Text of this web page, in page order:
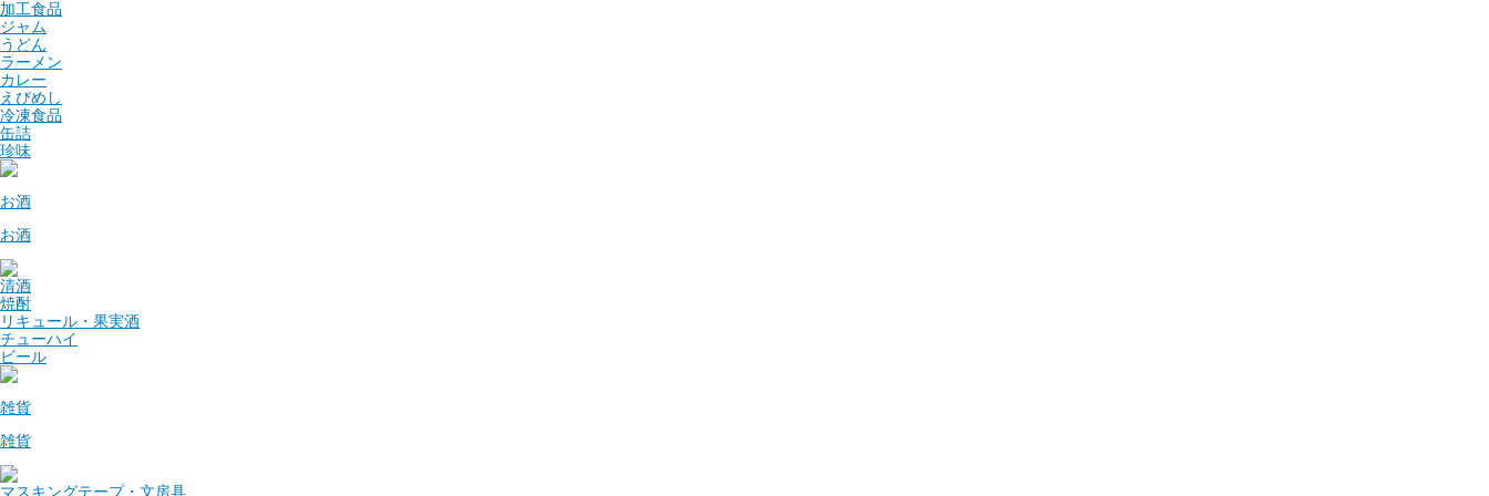
加工食品
ジャム
うどん
ラーメン
カレー
えびめし
冷凍食品
缶詰
珍味
お酒
お酒
清酒
焼酎
リキュール・果実酒
チューハイ
ビール
雑貨
雑貨
マスキングテープ・文房具